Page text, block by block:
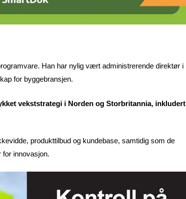
Han har nylig vært administrerende direktør i
for byggebransjen.
vekststrategi i Norden og Storbritannia, inkludert
produkttilbud og kundebase, samtidig som de
for innovasjon.